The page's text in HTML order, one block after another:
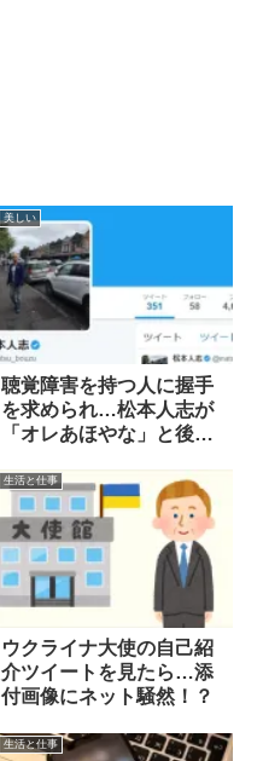
美しい
聴覚障害を持つ人に握手
を求められ…松本人志が
「オレあほやな」と後悔
生活と仕事
ウクライナ大使の自己紹
介ツイートを見たら…添
付画像にネット騒然！？
生活と仕事